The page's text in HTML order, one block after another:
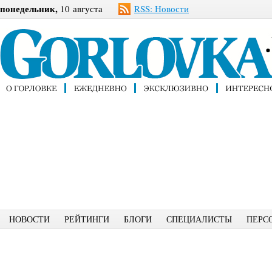
понедельник, 10 августа RSS: Новости
НОВОСТИ РЕЙТИНГИ БЛОГИ СПЕЦИАЛИСТЫ